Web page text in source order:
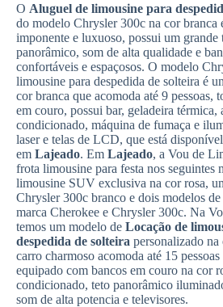
O Aluguel de limousine para
do modelo Chrysler 300c na cor branca
imponente e luxuoso, possui um grande
panorâmico, som de alta qualidade e
confortáveis e espaçosos. O modelo
limousine para despedida de solteira é
cor branca que acomoda até 9 pessoas,
em couro, possui bar, geladeira térmica,
condicionado, máquina de fumaça e
laser e telas de LCD, que está
em Lajeado. Em Lajeado, a Vou de
frota limousine para festa nos seguintes
limousine SUV exclusiva na cor rosa,
Chrysler 300c branco e dois modelos
marca Cherokee e Chrysler 300c. Na
temos um modelo de Locação de
despedida de solteira personalizado na
carro charmoso acomoda até 15
equipado com bancos em couro na cor
condicionado, teto panorâmico
som de alta potencia e televisores.